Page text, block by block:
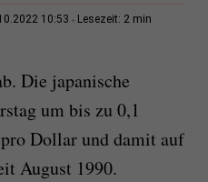
10:53 Lesezeit: 2 min
Die japanische
um bis zu 0,1
Dollar und damit auf
August 1990.